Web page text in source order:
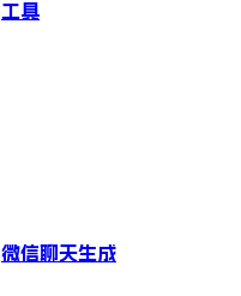
工具
微信聊天生成